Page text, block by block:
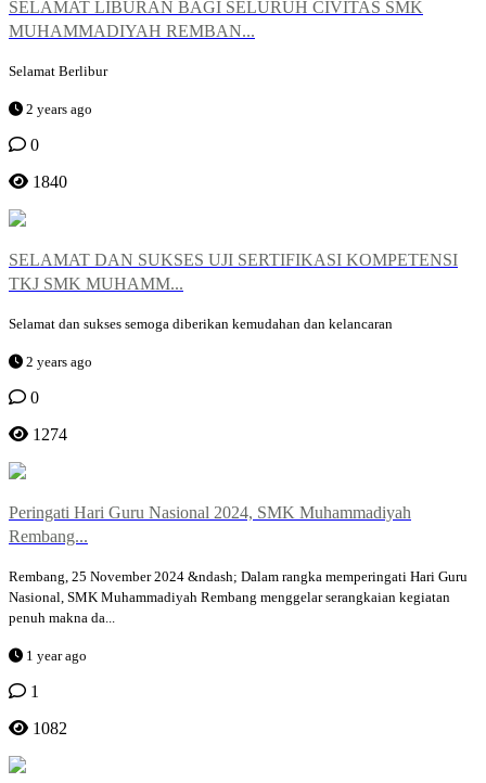
SELAMAT LIBURAN BAGI SELURUH CIVITAS SMK
MUHAMMADIYAH REMBAN...
Selamat Berlibur
2 years ago
0
1840
SELAMAT DAN SUKSES UJI SERTIFIKASI KOMPETENSI
TKJ SMK MUHAMM...
Selamat dan sukses semoga diberikan kemudahan dan kelancaran
2 years ago
0
1274
Peringati Hari Guru Nasional 2024, SMK Muhammadiyah
Rembang...
Rembang, 25 November 2024 &ndash; Dalam rangka memperingati Hari Guru
Nasional, SMK Muhammadiyah Rembang menggelar serangkaian kegiatan
penuh makna da...
1 year ago
1
1082